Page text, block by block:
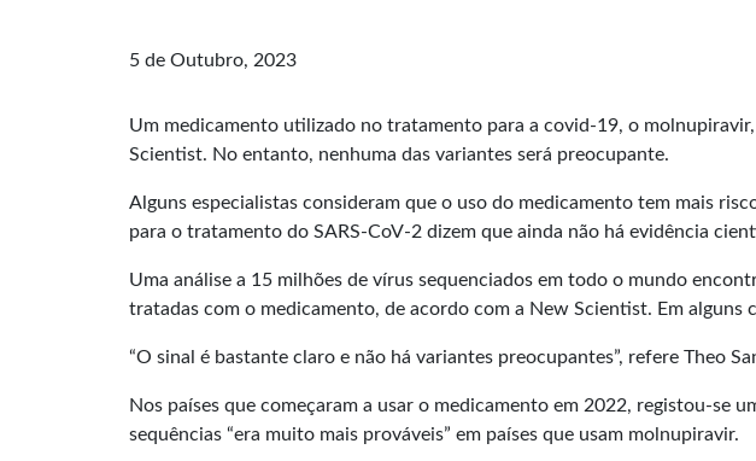
5 de Outubro, 2023
Um medicamento utilizado no tratamento para a covid-19, o
Scientist. No entanto, nenhuma das variantes será preocupante.
Alguns especialistas consideram que o uso do medicamento tem mais
para o tratamento do SARS-CoV-2 dizem que ainda não há evidência
Uma análise a 15 milhões de vírus sequenciados em todo o mundo
tratadas com o medicamento, de acordo com a New Scientist. Em alguns
“O sinal é bastante claro e não há variantes preocupantes”, refere Theo
Nos países que começaram a usar o medicamento em 2022, registou-
sequências “era muito mais prováveis” em países que usam molnupiravir.